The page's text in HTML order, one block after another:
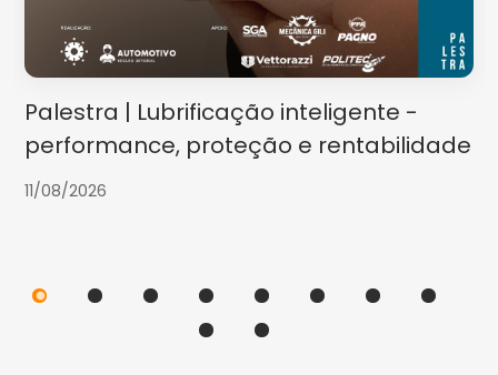
Palestra | Lubrificação inteligente -
performance, proteção e rentabilidade
11/08/2026